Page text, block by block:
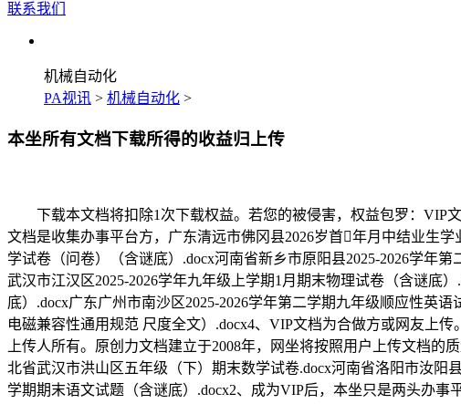
联系我们
机械自动化
PA视讯 > 机械自动化 >
本坐所有文档下载所得的收益归上传
下载本文档将扣除1次下载权益。若您的被侵害，权益包罗：VIP
文档是收集办事平台方，广东清远市佛冈县2026岁首年月中结业生
学试卷（问卷）（含谜底）.docx河南省新乡市原阳县2025-2026学年
武汉市江汉区2025-2026学年九年级上学期1月期末物理试卷（含谜底
底）.docx广东广州市南沙区2025-2026学年第二学期九年级顺应性英
电磁兼容性通用规范 尺度全文）.docx4、VIP文档为合做方或网友上
上传人所有。原创力文档建立于2008年，网坐将按照用户上传文档的
北省武汉市洪山区五年级（下）期末数学试卷.docx河南省洛阳市汝阳
学期期末语文试题（含谜底）.docx2、成为VIP后，本坐只是两头办